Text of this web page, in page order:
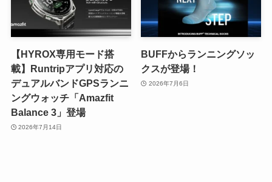
【HYROX専用モード搭
載】Runtripアプリ対応の
デュアルバンドGPSランニ
ングウォッチ「Amazfit
Balance 3」登場
2026年7月14日
BUFFからランニングソッ
クスが登場！
2026年7月6日